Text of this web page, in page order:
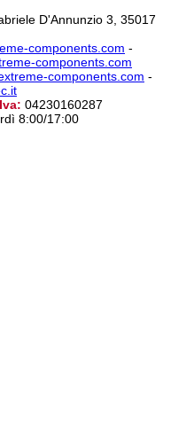
D'Annunzio 3, 35017
components.com -
components.com
components.com -
04230160287
8:00/17:00